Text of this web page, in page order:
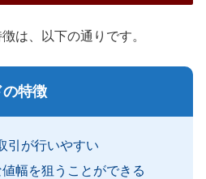
は、以下の通りです。
特徴
引が行いやすい
幅を狙うことができる